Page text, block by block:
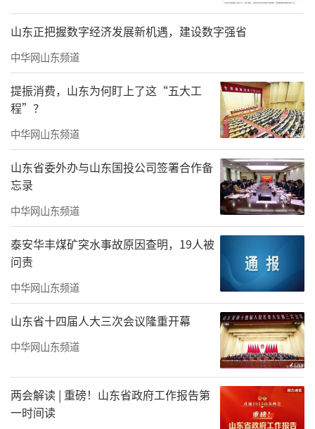
唱，倾情演绎《轻轻唱起的歌》《再唱沂蒙
山》《中华梦圆》等原创与经典曲目，歌声真
挚深情、婉转悠扬，台下听众深受感染，引发
情感共鸣。
党课在最后全体合唱《我和我的祖国》的
激昂歌声中圆满落幕。旋律铿锵，初心滚烫；
山东正把握数字经济发展新机遇，建设数字强省
中华网山东频道
提振消费，山东为何盯上了这“五大工
程”？
中华网山东频道
山东省委外办与山东国投公司签署合作备
忘录
中华网山东频道
泰安华丰煤矿突水事故原因查明，19人被
问责
中华网山东频道
山东省十四届人大三次会议隆重开幕
中华网山东频道
两会解读 | 重磅！山东省政府工作报告第
一时间读